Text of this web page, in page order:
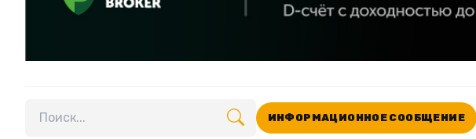
Поиск по сайту
ИНФОРМАЦИОННОЕ СООБЩЕНИЕ